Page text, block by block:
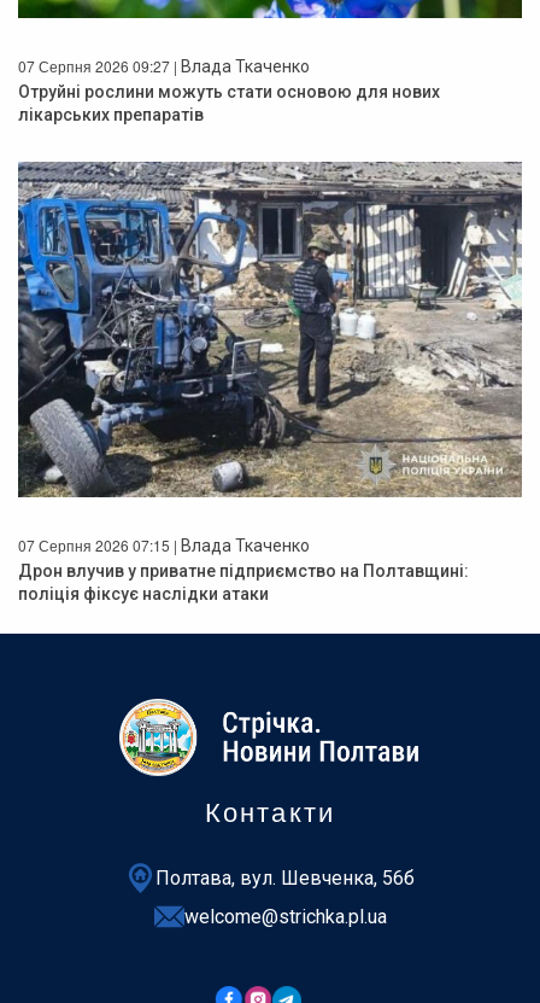
07 Серпня 2026 09:27 | Влада Ткаченко
Отруйні рослини можуть стати основою для нових
лікарських препаратів
07 Серпня 2026 07:15 | Влада Ткаченко
Дрон влучив у приватне підприємство на Полтавщині:
поліція фіксує наслідки атаки
Контакти
Полтава, вул. Шевченка, 56б
welcome@strichka.pl.ua